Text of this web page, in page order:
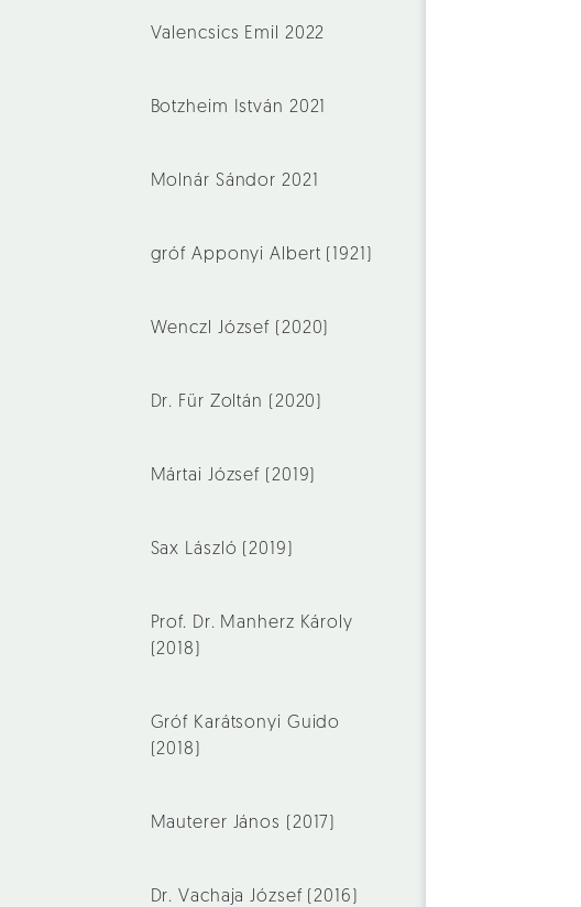
Valencsics Emil 2022
Botzheim István 2021
Molnár Sándor 2021
gróf Apponyi Albert (1921)
Wenczl József (2020)
Dr. Für Zoltán (2020)
Mártai József (2019)
Sax László (2019)
Prof. Dr. Manherz Károly
(2018)
Gróf Karátsonyi Guido
(2018)
Mauterer János (2017)
Dr. Vachaja József (2016)